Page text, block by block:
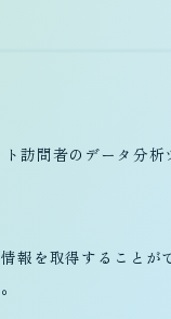
訪問者のデータ分
報を取得すること
。